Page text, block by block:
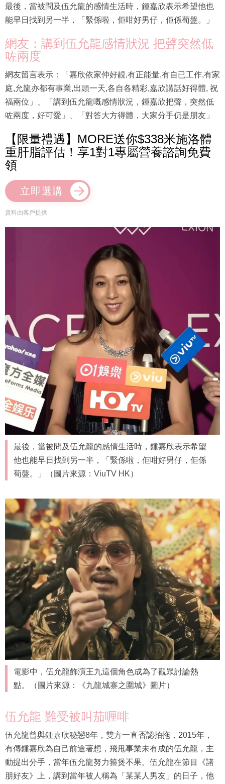
最後，當被問及伍允龍的感情生活時，鍾嘉欣表示希望他也
能早日找到另一半，「緊係啦，佢咁好男仔，佢係荀盤。」
網友：講到伍允龍感情狀況 把聲突然低
咗兩度
網友留言表示：「嘉欣依家仲好靚,有正能量,有自已工作,有家
庭,允龍亦都有事業,出頭一天,各自各精彩,嘉欣講話好得體, 祝
福兩位」、「講到伍允龍嘅感情狀況，鍾嘉欣把聲，突然低
咗兩度，好可愛」、「對答大方得體，大家分手仍是朋友」
【限量禮遇】MORE送你$338米施洛體
重肝脂評估！享1對1專屬營養諮詢免費
領
立即選購
資料由客戶提供
最後，當被問及伍允龍的感情生活時，鍾嘉欣表示希望
他也能早日找到另一半，「緊係啦，佢咁好男仔，佢係
荀盤。」（圖片來源：ViuTV HK）
電影中，伍允龍飾演王九這個角色成為了觀眾討論熱
點。（圖片來源：《九龍城寨之圍城》圖片）
伍允龍 難受被叫茄喱啡
伍允龍曾與鍾嘉欣秘戀8年，雙方一直否認拍拖，2015年，
有傳鍾嘉欣為自己前途著想，飛甩事業未有成的伍允龍，主
動提出分手，當年伍允龍努力箍煲不果。伍允龍在節目《諸
朋好友》上，講到當年被人稱為「某某人男友」的日子，他